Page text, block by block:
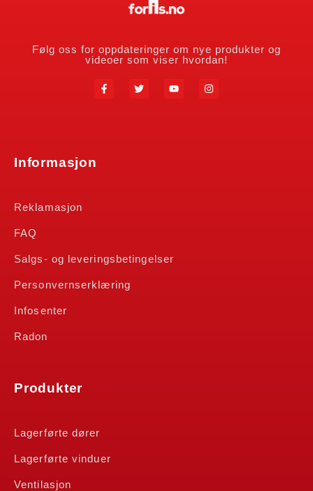
Følg oss for oppdateringer om nye produkter og
videoer som viser hvordan!
Informasjon
Reklamasjon
FAQ
Salgs- og leveringsbetingelser
Personvernserklæring
Infosenter
Radon
Produkter
Lagerførte dører
Lagerførte vinduer
Ventilasjon